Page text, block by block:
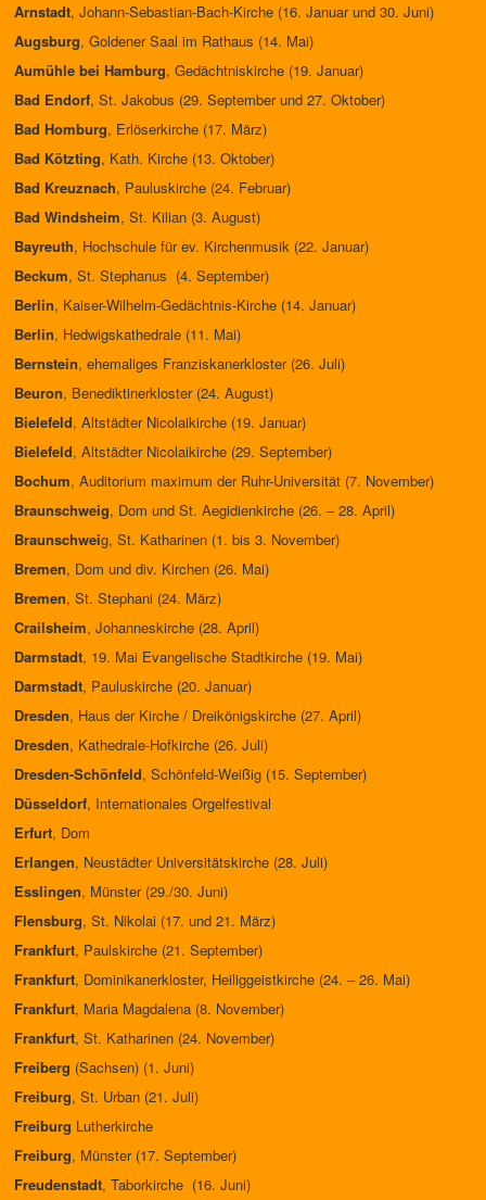
Arnstadt, Johann-Sebastian-Bach-Kirche (16. Januar und 30. Juni)
Augsburg, Goldener Saal im Rathaus (14. Mai)
Aumühle bei Hamburg, Gedächtniskirche (19. Januar)
Bad Endorf, St. Jakobus (29. September und 27. Oktober)
Bad Homburg, Erlöserkirche (17. März)
Bad Kötzting, Kath. Kirche (13. Oktober)
Bad Kreuznach, Pauluskirche (24. Februar)
Bad Windsheim, St. Kilian (3. August)
Bayreuth, Hochschule für ev. Kirchenmusik (22. Januar)
Beckum, St. Stephanus (4. September)
Berlin, Kaiser-Wilhelm-Gedächtnis-Kirche (14. Januar)
Berlin, Hedwigskathedrale (11. Mai)
Bernstein, ehemaliges Franziskanerkloster (26. Juli)
Beuron, Benediktinerkloster (24. August)
Bielefeld, Altstädter Nicolaikirche (19. Januar)
Bielefeld, Altstädter Nicolaikirche (29. September)
Bochum, Auditorium maximum der Ruhr-Universität (7. November)
Braunschweig, Dom und St. Aegidienkirche (26. – 28. April)
Braunschweig, St. Katharinen (1. bis 3. November)
Bremen, Dom und div. Kirchen (26. Mai)
Bremen, St. Stephani (24. März)
Crailsheim, Johanneskirche (28. April)
Darmstadt, 19. Mai Evangelische Stadtkirche (19. Mai)
Darmstadt, Pauluskirche (20. Januar)
Dresden, Haus der Kirche / Dreikönigskirche (27. April)
Dresden, Kathedrale-Hofkirche (26. Juli)
Dresden-Schönfeld, Schönfeld-Weißig (15. September)
Düsseldorf, Internationales Orgelfestival
Erfurt, Dom
Erlangen, Neustädter Universitätskirche (28. Juli)
Esslingen, Münster (29./30. Juni)
Flensburg, St. Nikolai (17. und 21. März)
Frankfurt, Paulskirche (21. September)
Frankfurt, Dominikanerkloster, Heiliggeistkirche (24. – 26. Mai)
Frankfurt, Maria Magdalena (8. November)
Frankfurt, St. Katharinen (24. November)
Freiberg (Sachsen) (1. Juni)
Freiburg, St. Urban (21. Juli)
Freiburg Lutherkirche
Freiburg, Münster (17. September)
Freudenstadt, Taborkirche (16. Juni)